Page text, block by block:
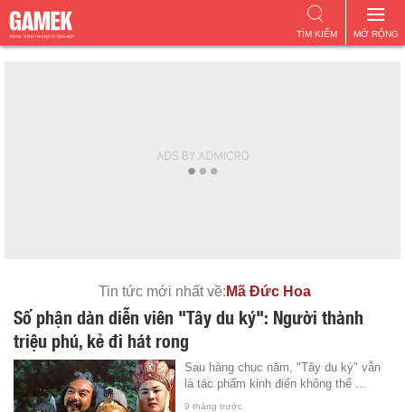
MỞ RỘNG
TÌM KIẾM
Tin tức mới nhất về: Mã Đức Hoa
Số phận dàn diễn viên "Tây du ký": Người thành
triệu phú, kẻ đi hát rong
Sau hàng chục năm, "Tây du ký" vẫn
là tác phẩm kinh điển không thể ...
9 tháng trước